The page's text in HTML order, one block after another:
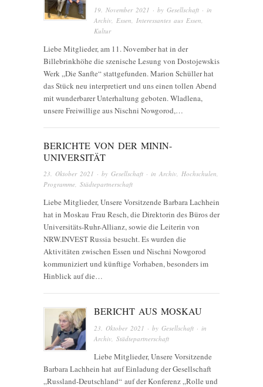
19. November 2021 · byGesellschaft · in
Archiv Essen Interessantes aus Essen
Kultur
Liebe Mitglieder, am 11. November hat in der
Billebrinkhöhe die szenische Lesung von Dostojewskis
Werk „Die Sanfte“ stattgefunden. Marion Schüller hat
das Stück neu interpretiert und uns einen tollen Abend
mit wunderbarer Unterhaltung geboten. Wladlena,
unsere Freiwillige aus Nischni Nowgorod,…
BERICHTE VON DER MININ-
UNIVERSITÄT
23. Oktober 2021 · by Gesellschaft · in Archiv, Hochschulen,
Programme, Städtepartnerschaft
Liebe Mitglieder, Unsere Vorsitzende Barbara Lachhein
hat in Moskau Frau Resch, die Direktorin des Büros der
Universitäts-Ruhr-Allianz, sowie die Leiterin von
NRW.INVEST Russia besucht. Es wurden die
Aktivitäten zwischen Essen und Nischni Nowgorod
kommuniziert und künftige Vorhaben, besonders im
Hinblick auf die…
BERICHT AUS MOSKAU
23. Oktober 2021 · byGesellschaft · in
Archiv ,Städtepartnerschaft
Liebe Mitglieder, Unsere Vorsitzende
Barbara Lachhein hat auf Einladung der Gesellschaft
„Russland-Deutschland“ auf der Konferenz „Rolle und